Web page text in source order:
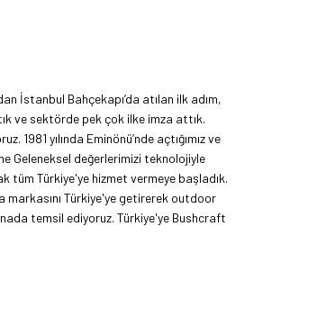
İstanbul Bahçekapı’da atılan ilk adım,
ve sektörde pek çok ilke imza attık.
yılında Eminönü’nde açtığımız ve
Geleneksel değerlerimizi teknolojiyle
Türkiye'ye hizmet vermeye başladık.
markasını Türkiye'ye getirerek outdoor
temsil ediyoruz. Türkiye'ye Bushcraft